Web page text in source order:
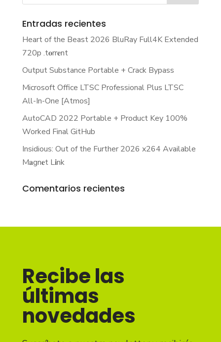
Entradas recientes
Heart of the Beast 2026 BluRay Full4K Extended
720p .t𝐨rr𝐞nt
Output Substance Portable + Crack Bypass
Microsoft Office LTSC Professional Plus LTSC
All-In-One [Atmos]
AutoCAD 2022 Portable + Product Key 100%
Worked Final GitHub
Insidious: Out of the Further 2026 x264 Available
M𝐚gn𝐞t L𝐢nk
Comentarios recientes
Recibe las
últimas
novedades